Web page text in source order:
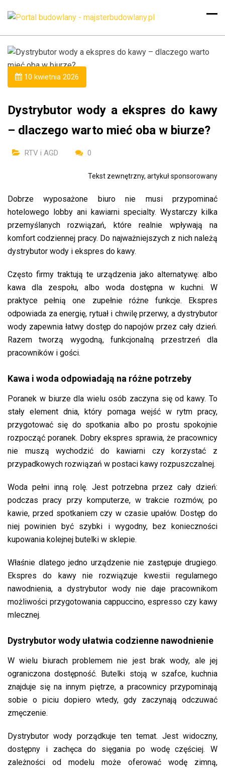
10 kwietnia 2026
Dystrybutor wody a ekspres do kawy
– dlaczego warto mieć oba w biurze?
RTV i AGD 0
Tekst zewnętrzny, artykuł sponsorowany
Dobrze wyposażone biuro nie musi przypominać
hotelowego lobby ani kawiarni specialty. Wystarczy kilka
przemyślanych rozwiązań, które realnie wpływają na
komfort codziennej pracy. Do najważniejszych z nich należą
dystrybutor wody i ekspres do kawy.
Często firmy traktują te urządzenia jako alternatywę: albo
kawa dla zespołu, albo woda dostępna w kuchni. W
praktyce pełnią one zupełnie różne funkcje. Ekspres
odpowiada za energię, rytuał i chwilę przerwy, a dystrybutor
wody zapewnia łatwy dostęp do napojów przez cały dzień.
Razem tworzą wygodną, funkcjonalną przestrzeń dla
pracowników i gości.
Kawa i woda odpowiadają na różne potrzeby
Poranek w biurze dla wielu osób zaczyna się od kawy. To
stały element dnia, który pomaga wejść w rytm pracy,
przygotować się do spotkania albo po prostu spokojnie
rozpocząć poranek. Dobry ekspres sprawia, że pracownicy
nie muszą wychodzić do kawiarni czy korzystać z
przypadkowych rozwiązań w postaci kawy rozpuszczalnej.
Woda pełni inną rolę. Jest potrzebna przez cały dzień:
podczas pracy przy komputerze, w trakcie rozmów, po
kawie, przed spotkaniem czy w czasie upałów. Dostęp do
niej powinien być szybki i wygodny, bez konieczności
kupowania kolejnej butelki w sklepie.
Właśnie dlatego jedno urządzenie nie zastępuje drugiego.
Ekspres do kawy nie rozwiązuje kwestii regularnego
nawodnienia, a dystrybutor wody nie daje pracownikom
możliwości przygotowania cappuccino, espresso czy kawy
mlecznej.
Dystrybutor wody ułatwia codzienne nawodnienie
W wielu biurach problemem nie jest brak wody, ale jej
ograniczona dostępność. Butelki stoją w szafce, kuchnia
znajduje się na innym piętrze, a pracownicy przypominają
sobie o piciu dopiero wtedy, gdy zaczynają odczuwać
zmęczenie.
Dystrybutor wody porządkuje ten temat. Jest widoczny,
dostępny i zachęca do sięgania po wodę częściej. W
zależności od modelu może oferować wodę zimną,